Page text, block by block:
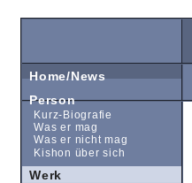
Home/News
Person
Kurz-Biografie
Was er mag
Was er nicht mag
Kishon über sich
Werk